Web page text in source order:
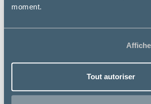
moment.
Tout autoriser